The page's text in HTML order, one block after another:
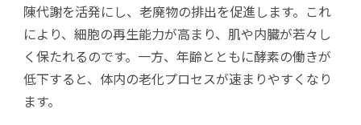
陳代謝を活発にし、老廃物の排出を促進します。これ
により、細胞の再生能力が高まり、肌や内臓が若々し
く保たれるのです。一方、年齢とともに酵素の働きが
低下すると、体内の老化プロセスが速まりやすくなり
ます。